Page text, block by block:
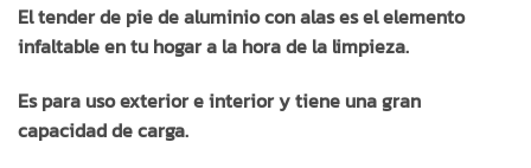
El tender de pie de aluminio con alas es el elemento
infaltable en tu hogar a la hora de la limpieza.
Es para uso exterior e interior y tiene una gran
capacidad de carga.